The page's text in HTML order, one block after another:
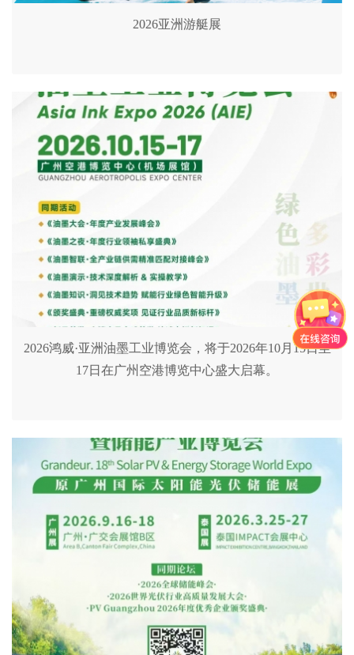
2026亚洲游艇展
2026鸿威·亚洲油墨工业博览会，将于2026年10月15日至
17日在广州空港博览中心盛大启幕。